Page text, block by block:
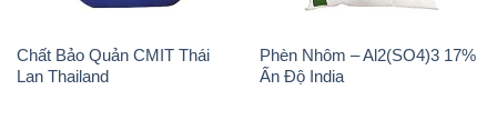
Chất Bảo Quản CMIT Thái
Lan Thailand
Phèn Nhôm – Al2(SO4)3 17%
Ấn Độ India